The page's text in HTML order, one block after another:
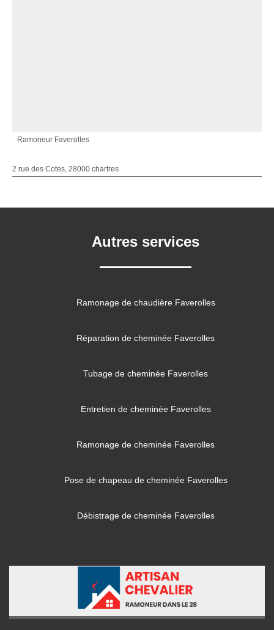
Ramoneur Faverolles
2 rue des Cotes, 28000 chartres
Autres services
Ramonage de chaudière Faverolles
Réparation de cheminée Faverolles
Tubage de cheminée Faverolles
Entretien de cheminée Faverolles
Ramonage de cheminée Faverolles
Pose de chapeau de cheminée Faverolles
Débistrage de cheminée Faverolles